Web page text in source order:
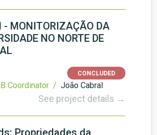
- MONITORIZAÇÃO DA
NO NORTE DE
CONCLUDED
Coordinator / João Cabral
See project details →
Propriedades da